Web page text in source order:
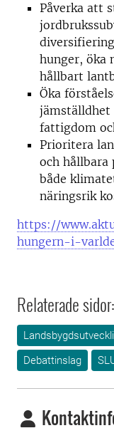
Påverka att
hunger, öka
hållbart
Öka
fattigdom
Prioritera
och hållbara
både
näringsrik
https://
hungern-i-
Relaterade sidor:
Debattinslag